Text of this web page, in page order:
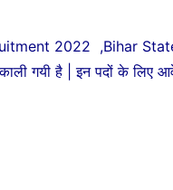
2022 ,Bihar
गयी है | इन पदों के लिए